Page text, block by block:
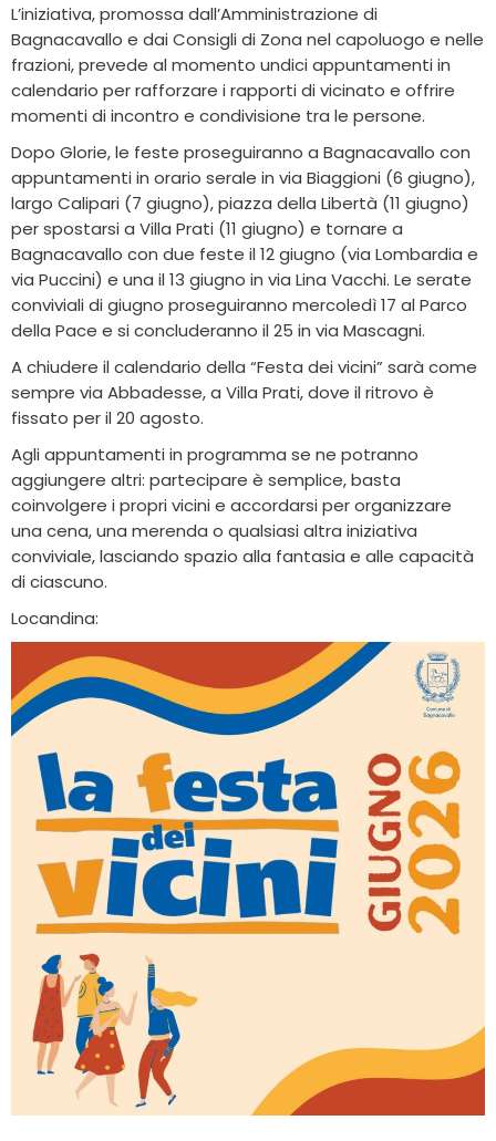
L’iniziativa, promossa dall’Amministrazione di
Bagnacavallo e dai Consigli di Zona nel capoluogo e nelle
frazioni, prevede al momento undici appuntamenti in
calendario per rafforzare i rapporti di vicinato e offrire
momenti di incontro e condivisione tra le persone.
Dopo Glorie, le feste proseguiranno a Bagnacavallo con
appuntamenti in orario serale in via Biaggioni (6 giugno),
largo Calipari (7 giugno), piazza della Libertà (11 giugno)
per spostarsi a Villa Prati (11 giugno) e tornare a
Bagnacavallo con due feste il 12 giugno (via Lombardia e
via Puccini) e una il 13 giugno in via Lina Vacchi. Le serate
conviviali di giugno proseguiranno mercoledì 17 al Parco
della Pace e si concluderanno il 25 in via Mascagni.
A chiudere il calendario della “Festa dei vicini” sarà come
sempre via Abbadesse, a Villa Prati, dove il ritrovo è
fissato per il 20 agosto.
Agli appuntamenti in programma se ne potranno
aggiungere altri: partecipare è semplice, basta
coinvolgere i propri vicini e accordarsi per organizzare
una cena, una merenda o qualsiasi altra iniziativa
conviviale, lasciando spazio alla fantasia e alle capacità
di ciascuno.
Locandina: